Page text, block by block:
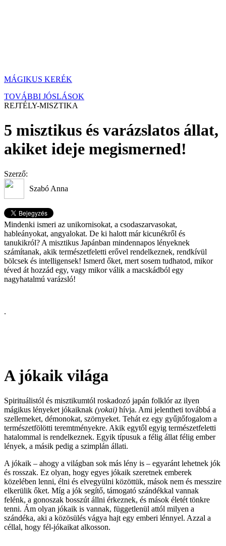
MÁGIKUS KERÉK
TOVÁBBI JÓSLÁSOK
REJTÉLY-MISZTIKA
5 misztikus és varázslatos állat,
akiket ideje megismerned!
Szerző:
Szabó Anna
Mindenki ismeri az unikornisokat, a csodaszarvasokat,
hableányokat, angyalokat. De ki halott már kicunékről és
tanukikról? A misztikus Japánban mindennapos lényeknek
számítanak, akik természetfeletti erővel rendelkeznek, rendkívül
bölcsek és intelligensek! Ismerd őket, mert sosem tudhatod, mikor
téved át hozzád egy, vagy mikor válik a macskádból egy
nagyhatalmú varázsló!
.
A jókaik világa
Spirituálistól és misztikumtól roskadozó japán folklór az ilyen
mágikus lényeket jókaiknak (yokai) hívja. Ami jelentheti továbbá a
szellemeket, démonokat, szörnyeket. Tehát ez egy gyűjtőfogalom a
természetfölötti teremtményekre. Akik egytől egyig természetfeletti
hatalommal is rendelkeznek. Egyik típusuk a félig állat félig ember
lények, a másik pedig a szimplán állati.
A jókaik – ahogy a világban sok más lény is – egyaránt lehetnek jók
és rosszak. Ez olyan, hogy egyes jókaik szeretnek emberek
közelében lenni, élni és elvegyülni közöttük, mások nem és messzire
elkerülik őket. Míg a jók segítő, támogató szándékkal vannak
felénk, a gonoszak bosszút állni érkeznek, és mások életét tönkre
tenni. Ám olyan jókaik is vannak, függetlenül attól milyen a
szándéka, aki a közösülés vágya hajt egy emberi lénnyel. Azzal a
céllal, hogy fél-jókaikat alkosson.